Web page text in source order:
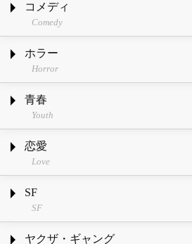
コメディ
Comedy
ホラー
Horror
青春
Youth
恋愛
Love
SF
SF
ヤクザ・ギャング